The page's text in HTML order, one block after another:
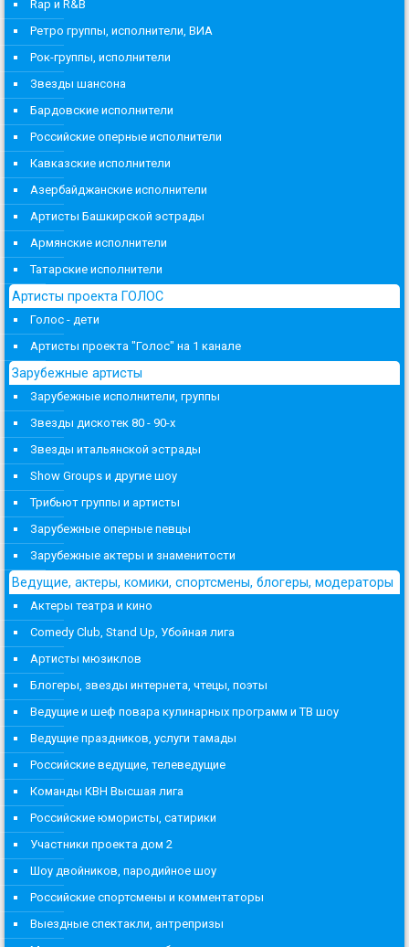
Rap и R&B
Ретро группы, исполнители, ВИА
Рок-группы, исполнители
Звезды шансона
Бардовские исполнители
Российские оперные исполнители
Кавказские исполнители
Азербайджанские исполнители
Артисты Башкирской эстрады
Армянские исполнители
Татарские исполнители
Артисты проекта ГОЛОС
Голос - дети
Артисты проекта "Голос" на 1 канале
Зарубежные артисты
Зарубежные исполнители, группы
Звезды дискотек 80 - 90-х
Звезды итальянской эстрады
Show Groups и другие шоу
Трибьют группы и артисты
Зарубежные оперные певцы
Зарубежные актеры и знаменитости
Ведущие, актеры, комики, спортсмены, блогеры, модераторы
Актеры театра и кино
Comedy Club, Stand Up, Убойная лига
Артисты мюзиклов
Блогеры, звезды интернета, чтецы, поэты
Ведущие и шеф повара кулинарных программ и ТВ шоу
Ведущие праздников, услуги тамады
Российские ведущие, телеведущие
Команды КВН Высшая лига
Российские юмористы, сатирики
Участники проекта дом 2
Шоу двойников, пародийное шоу
Российские спортсмены и комментаторы
Выездные спектакли, антрепризы